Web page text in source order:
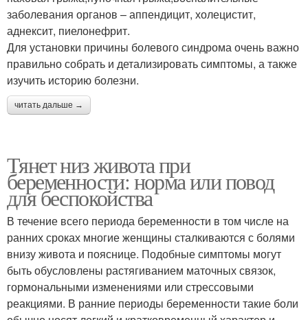
заболевания органов – аппендицит, холецистит,
аднексит, пиелонефрит.
Для установки причины болевого синдрома очень важно
правильно собрать и детализировать симптомы, а также
изучить историю болезни.
читать дальше →
Тянет низ живота при
беременности: норма или повод
для беспокойства
В течение всего периода беременности в том числе на
ранних сроках многие женщины сталкиваются с болями
внизу живота и пояснице. Подобные симптомы могут
быть обусловлены растягиванием маточных связок,
гормональными изменениями или стрессовыми
реакциями. В ранние периоды беременности такие боли